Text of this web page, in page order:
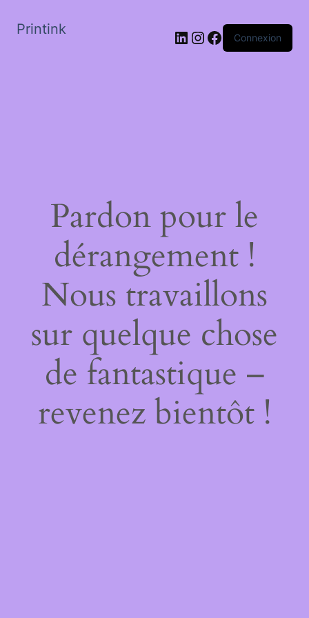
Printink LinkedIn
Instagram
Facebook
Connexion
Pardon pour le
dérangement !
Nous travaillons
sur quelque chose
de fantastique –
revenez bientôt !